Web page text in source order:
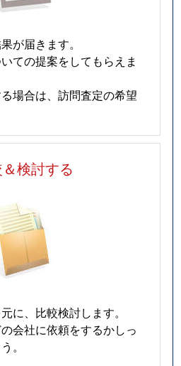
が届きます。
ての提案をしてもらえま
場合は、訪問査定の希望
検討する
に、比較検討します。
会社に依頼をするかしっ
。